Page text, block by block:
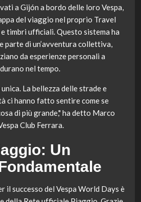
a Gijón a bordo delle loro Vespa,
del viaggio nel proprio Travel
timbri ufficiali. Questo sistema ha
parte di un’avventura collettiva,
da esperienze personali a
nel tempo.
La bellezza delle strade e
ci hanno fatto sentire come se
di più grande," ha detto Marco
Club Ferrara.
Un
il successo del Vespa World Days è